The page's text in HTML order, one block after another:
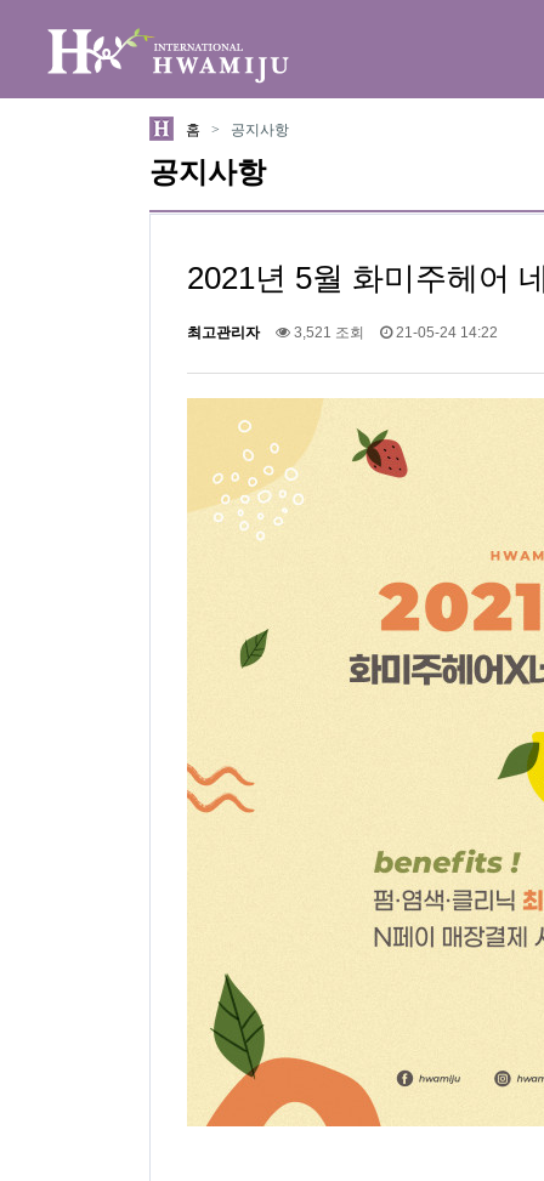
하위분류
홈 > 공지사항
공지사항
2021년 5월 화미주헤어
최고관리자 3,521 조회 21-05-24 14:22